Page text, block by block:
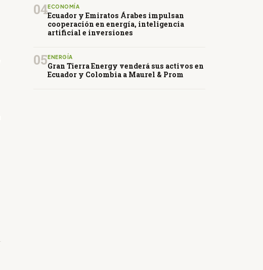
04ECONOMÍA
Ecuador y Emiratos Árabes impulsan
cooperación en energía, inteligencia
artificial e inversiones
05 ENERGÍA
Gran Tierra Energy venderá sus activos en
Ecuador y Colombia a Maurel & Prom